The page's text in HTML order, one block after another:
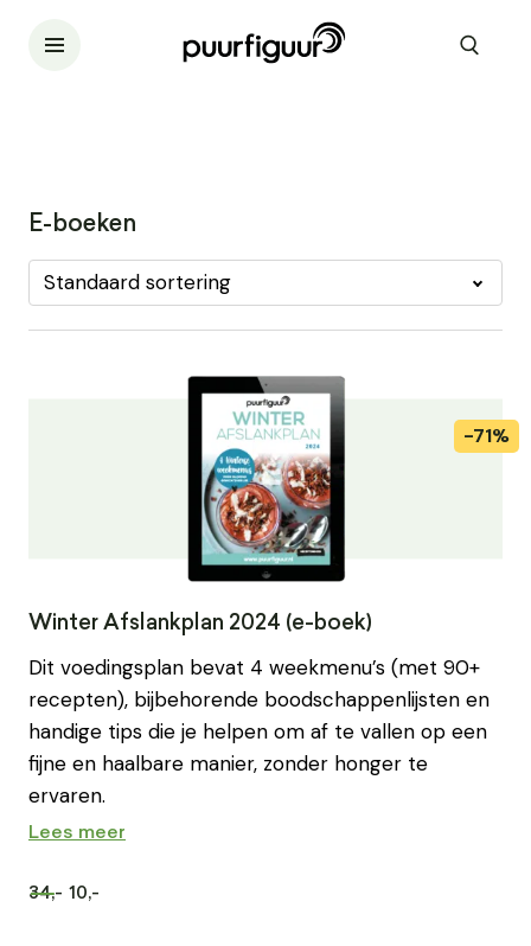
E-boeken
Standaard sortering
Winter Afslankplan 2024 (e-boek)
Dit voedingsplan bevat 4 weekmenu’s (met 90+
recepten), bijbehorende boodschappenlijsten en
handige tips die je helpen om af te vallen op een
fijne en haalbare manier, zonder honger te
ervaren.
Lees meer
34,- 10,-